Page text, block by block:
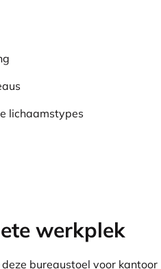
lichaamstypes
werkplek
bureaustoel voor kantoor